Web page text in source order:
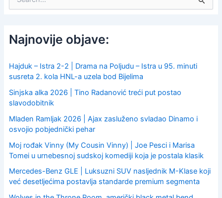
c
h
o
r
Najnovije objave:
Hajduk – Istra 2-2 | Drama na Poljudu – Istra u 95. minuti
susreta 2. kola HNL-a uzela bod Bijelima
Sinjska alka 2026 | Tino Radanović treći put postao
slavodobitnik
Mladen Ramljak 2026 | Ajax zasluženo svladao Dinamo i
osvojio pobjednički pehar
Moj rođak Vinny (My Cousin Vinny) | Joe Pesci i Marisa
Tomei u urnebesnoj sudskoj komediji koja je postala klasik
Mercedes-Benz GLE | Luksuzni SUV nasljednik M-Klase koji
već desetljećima postavlja standarde premium segmenta